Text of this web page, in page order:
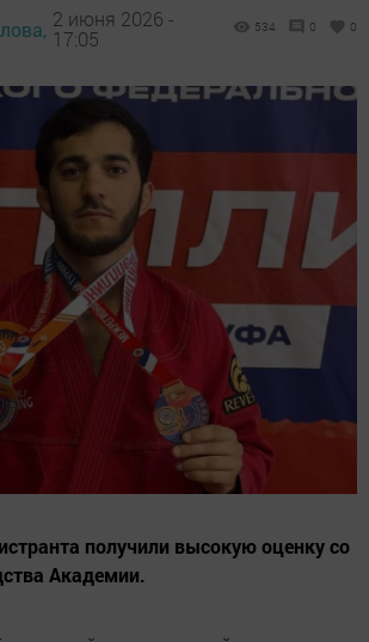
2 июня 2026 -
17:05
534 0 0
получили высокую оценку со
Академии.